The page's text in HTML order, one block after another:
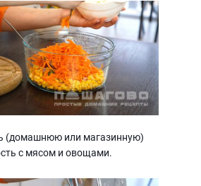
(домашнюю или магазинную)
с мясом и овощами.